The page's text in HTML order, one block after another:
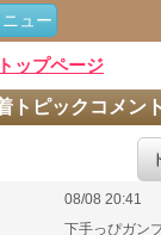
ュー
ップページ
トピックコメント
08/08 20:41
下手っぴガン